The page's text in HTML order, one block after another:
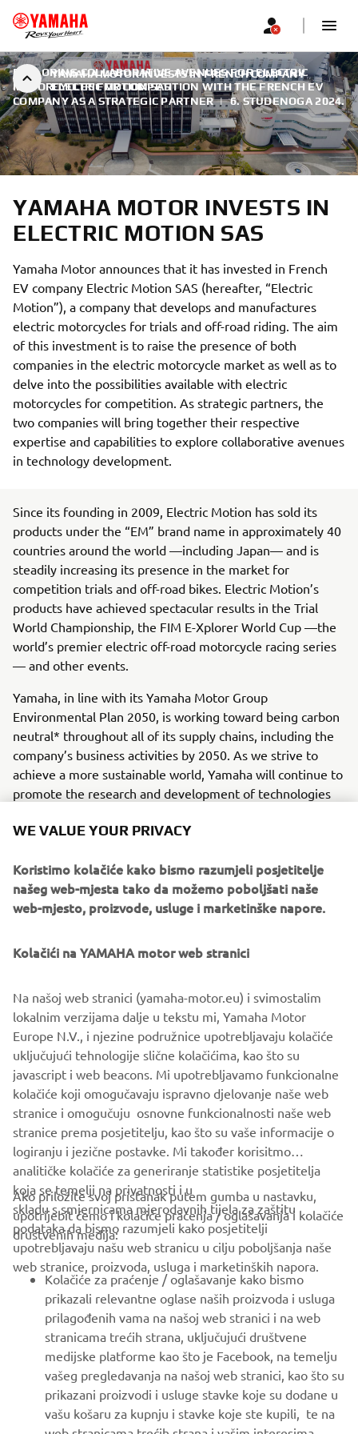
YAMAHA MOTOR INVESTS IN FRENCH COMPANY
ELECTRIC MOTION SAS
EXPLORING COLLABORATIVE AVENUES FOR ELECTRIC
MOTORCYCLES FOR COMPETITION WITH THE FRENCH EV
COMPANY AS A STRATEGIC PARTNER | 6. STUDENOGA 2024.
YAMAHA MOTOR INVESTS IN
ELECTRIC MOTION SAS
Yamaha Motor announces that it has invested in French
EV company Electric Motion SAS (hereafter, “Electric
Motion”), a company that develops and manufactures
electric motorcycles for trials and off-road riding. The aim
of this investment is to raise the presence of both
companies in the electric motorcycle market as well as to
delve into the possibilities available with electric
motorcycles for competition. As strategic partners, the
two companies will bring together their respective
expertise and capabilities to explore collaborative avenues
in technology development.
Since its founding in 2009, Electric Motion has sold its
products under the “EM” brand name in approximately 40
countries around the world —including Japan— and is
steadily increasing its presence in the market for
competition trials and off-road bikes. Electric Motion’s
products have achieved spectacular results in the Trial
World Championship, the FIM E-Xplorer World Cup —the
world’s premier electric off-road motorcycle racing series
— and other events.
Yamaha, in line with its Yamaha Motor Group
Environmental Plan 2050, is working toward being carbon
neutral* throughout all of its supply chains, including the
company’s business activities by 2050. As we strive to
achieve a more sustainable world, Yamaha will continue to
promote the research and development of technologies
*Other emissions outside of business activities that
include offices, factories, and energy purchases (Scope 1
and 2) that include product use and raw material
Representative: Philippe Aresten (CEO)
Headquarters: ZAC de Cantaussel, 86 impasse de la
Pépinière, 34670 Saint Brès, France
Established: 2009
Business: Development, manufacture, and sale
of electric trials and off-road motorcycles
Website: www.em-motorcycles.com
CORPORATE
FOR BUSINESS
MORE YAMAHA
SUPPORT
BILTEN
WE VALUE YOUR PRIVACY
Koristimo kolačiće kako bismo razumjeli posjetitelje
našeg web-mjesta tako da možemo poboljšati naše
web-mjesto, proizvode, usluge i marketinške napore.
Kolačići na YAMAHA motor web stranici
Na našoj web stranici (yamaha-motor.eu) i svimostalim
lokalnim verzijama dalje u tekstu mi, Yamaha Motor
Europe N.V., i njezine podružnice upotrebljavaju kolačiće
uključujući tehnologije slične kolačićima, kao što su
javascript i web beacons. Mi upotrebljavamo funkcionalne
kolačiće koji omogučavaju ispravno djelovanje naše web
stranice i omogučuju osnovne funkcionalnosti naše web
stranice prema posjetitelju, kao što su vaše informacije o
logiranju i jezične postavke. Mi također korisitmo
analitičke kolačiće za generiranje statistike posjetitelja
koja se temelji na privatnosti i u
skladu s smjernicama mjerodavnih tijela za zaštitu
podataka da bismo razumjeli kako posjetitelji
upotrebljavaju našu web stranicu u cilju poboljšanja naše
web stranice, proizvoda, usluga i marketinških napora.
Ako priložite svoj pristanak putem gumba u nastavku,
upotrijebit ćemo i kolačiće praćenja / oglašavanja i kolačiće
društvenih medija:
Kolačiće za praćenje / oglašavanje kako bismo
prikazali relevantne oglase naših proizvoda i usluga
prilagođenih vama na našoj web stranici i na web
stranicama trećih strana, uključujući društvene
medijske platforme kao što je Facebook, na temelju
vašeg pregledavanja na našoj web stranici, kao što su
prikazani proizvodi i usluge stavke koje su dodane u
vašu košaru za kupnju i stavke koje ste kupili, te na